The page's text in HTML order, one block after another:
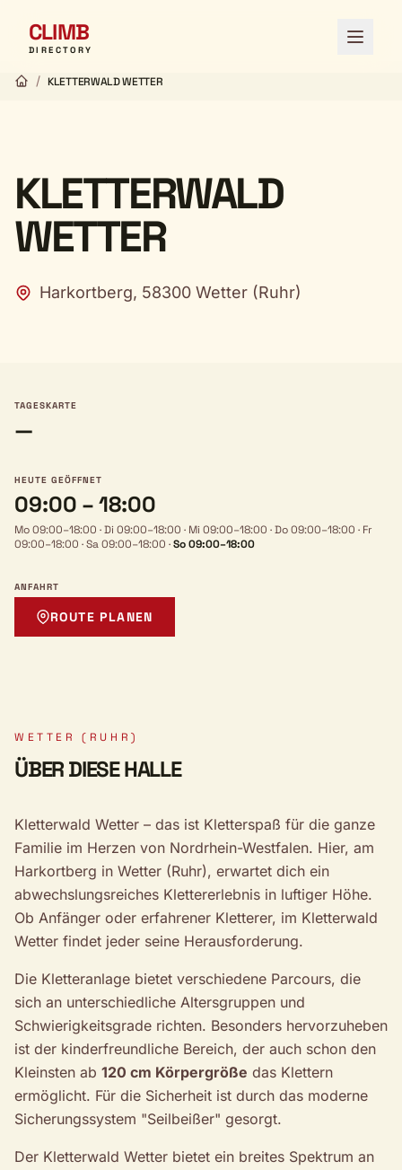
CLIMB
DIRECTORY Menü
/ KLETTERWALD WETTER
KLETTERWALD
WETTER
Harkortberg, 58300 Wetter (Ruhr)
TAGESKARTE
—
HEUTE GEÖFFNET
09:00 – 18:00
Mo 09:00–18:00 ·Di 09:00–18:00 · Mi 09:00–18:00 ·Do 09:00–18:00 · Fr
09:00–18:00 ·Sa 09:00–18:00 ·So 09:00–18:00
ANFAHRT
ROUTE PLANEN
WETTER (RUHR)
ÜBER DIESE HALLE
Kletterwald Wetter – das ist Kletterspaß für die ganze
Familie im Herzen von Nordrhein-Westfalen. Hier, am
Harkortberg in Wetter (Ruhr), erwartet dich ein
abwechslungsreiches Klettererlebnis in luftiger Höhe.
Ob Anfänger oder erfahrener Kletterer, im Kletterwald
Wetter findet jeder seine Herausforderung.
Die Kletteranlage bietet verschiedene Parcours, die
sich an unterschiedliche Altersgruppen und
Schwierigkeitsgrade richten. Besonders hervorzuheben
ist der kinderfreundliche Bereich, der auch schon den
Kleinsten ab 120 cm Körpergröße das Klettern
ermöglicht. Für die Sicherheit ist durch das moderne
Sicherungssystem "Seilbeißer" gesorgt.
Der Kletterwald Wetter bietet ein breites Spektrum an